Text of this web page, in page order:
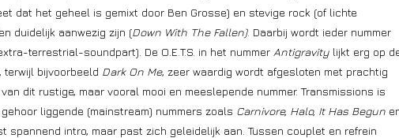
dat het geheel is gemixt door Ben Grosse) en stevige rock (of lichte
duidelijk aanwezig zijn (Down With The Fallen). Daarbij wordt ieder nummer
terrestrial-soundpart). De O.E.T.S. in het nummer Antigravity lijkt erg op
terwijl bijvoorbeeld Dark On Me, zeer waardig wordt afgesloten met prachtig
dit rustige, maar vooral mooi en meeslepende nummer. Transmissions is
liggende (mainstream) nummers zoals Carnivore, Halo, It Has Begun
spannend intro, maar past zich geleidelijk aan. Tussen couplet en refrein